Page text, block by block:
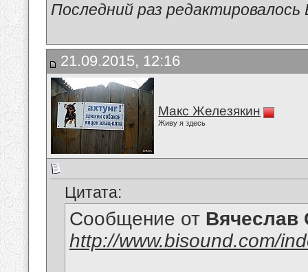
Последний раз
21.09.2015, 12:16
Макс Железякин
Живу я здесь
Цитата:
Сообщение от Вячеслав
http://www.bisound.com/